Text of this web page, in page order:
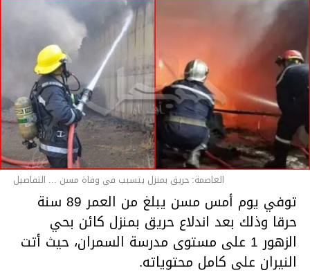
العاصمة: حريق بمنزل يتسبب في وفاة مسن ... التفاصيل
توفي يوم أمس مسن يبلغ من العمر 89 سنة
حرقا وذلك بعد اندلاع حريق بمنزل كائن بحي
الزهور 1 على مستوى مدرسة السمران، حيث أتت
النيران على كامل محتوياته.